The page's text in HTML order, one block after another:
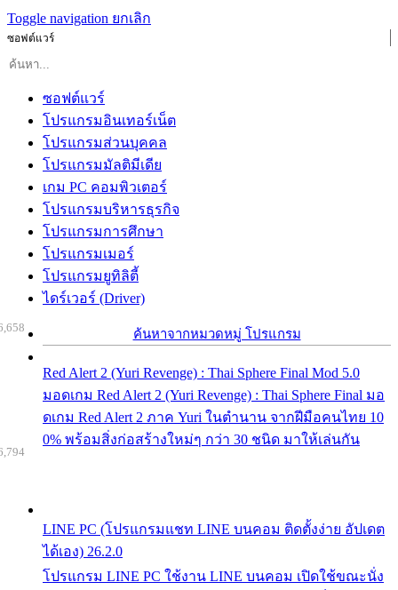
Toggle navigation ยกเลิก
ซอฟต์แวร์
ซอฟต์แวร์
โปรแกรมอินเทอร์เน็ต
โปรแกรมส่วนบุคคล
โปรแกรมมัลติมีเดีย
เกม PC คอมพิวเตอร์
โปรแกรมบริหารธุรกิจ
โปรแกรมการศึกษา
โปรแกรมเมอร์
โปรแกรมยูทิลิตี้
ไดร์เวอร์ (Driver)
ค้นหาจากหมวดหมู่ โปรแกรม
Red Alert 2 (Yuri Revenge) : Thai Sphere Final Mod 5.0
มอดเกม Red Alert 2 (Yuri Revenge) : Thai Sphere Final มอ
ดเกม Red Alert 2 ภาค Yuri ในตำนาน จากฝีมือคนไทย 10
0% พร้อมสิ่งก่อสร้างใหม่ๆ กว่า 30 ชนิด มาให้เล่นกัน
LINE PC (โปรแกรมแชท LINE บนคอม ติดตั้งง่าย อัปเดต
ได้เอง) 26.2.0
โปรแกรม LINE PC ใช้งาน LINE บนคอม เปิดใช้ขณะนั่ง